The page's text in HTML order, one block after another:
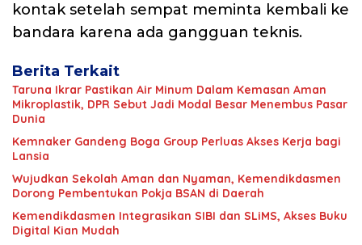
kontak setelah sempat meminta kembali ke
bandara karena ada gangguan teknis.
Berita Terkait
Taruna Ikrar Pastikan Air Minum Dalam Kemasan Aman
Mikroplastik, DPR Sebut Jadi Modal Besar Menembus Pasar
Dunia
Kemnaker Gandeng Boga Group Perluas Akses Kerja bagi
Lansia
Wujudkan Sekolah Aman dan Nyaman, Kemendikdasmen
Dorong Pembentukan Pokja BSAN di Daerah
Kemendikdasmen Integrasikan SIBI dan SLiMS, Akses Buku
Digital Kian Mudah